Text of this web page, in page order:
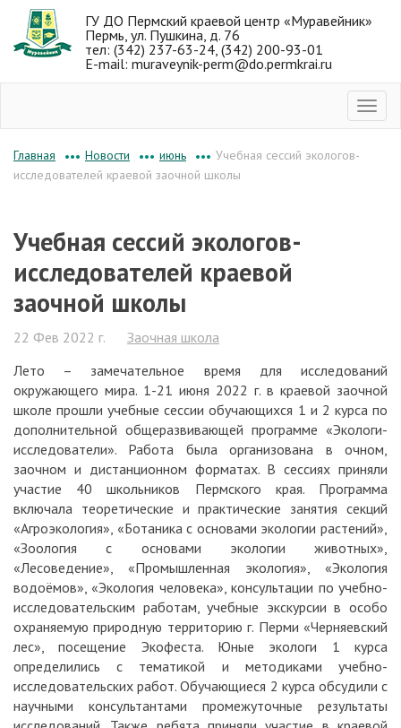
ГУ ДО Пермский краевой центр «Муравейник»
Пермь, ул. Пушкина, д. 76
тел: (342) 237-63-24, (342) 200-93-01
E-mail: muraveynik-perm@do.permkrai.ru
Главная ••• Новости ••• июнь ••• Учебная сессий экологов-
исследователей краевой заочной школы
Учебная сессий экологов-
исследователей краевой
заочной школы
22 Фев 2022 г.
Заочная школа
Лето – замечательное время для исследований
окружающего мира. 1-21 июня 2022 г. в краевой заочной
школе прошли учебные сессии обучающихся 1 и 2 курса по
дополнительной общеразвивающей программе «Экологи-
исследователи». Работа была организована в очном,
заочном и дистанционном форматах. В сессиях приняли
участие 40 школьников Пермского края. Программа
включала теоретические и практические занятия секций
«Агроэкология», «Ботаника с основами экологии растений»,
«Зоология с основами экологии животных»,
«Лесоведение», «Промышленная экология», «Экология
водоёмов», «Экология человека», консультации по учебно-
исследовательским работам, учебные экскурсии в особо
охраняемую природную территорию г. Перми «Черняевский
лес», посещение Экофеста. Юные экологи 1 курса
определились с тематикой и методиками учебно-
исследовательских работ. Обучающиеся 2 курса обсудили с
научными консультантами промежуточные результаты